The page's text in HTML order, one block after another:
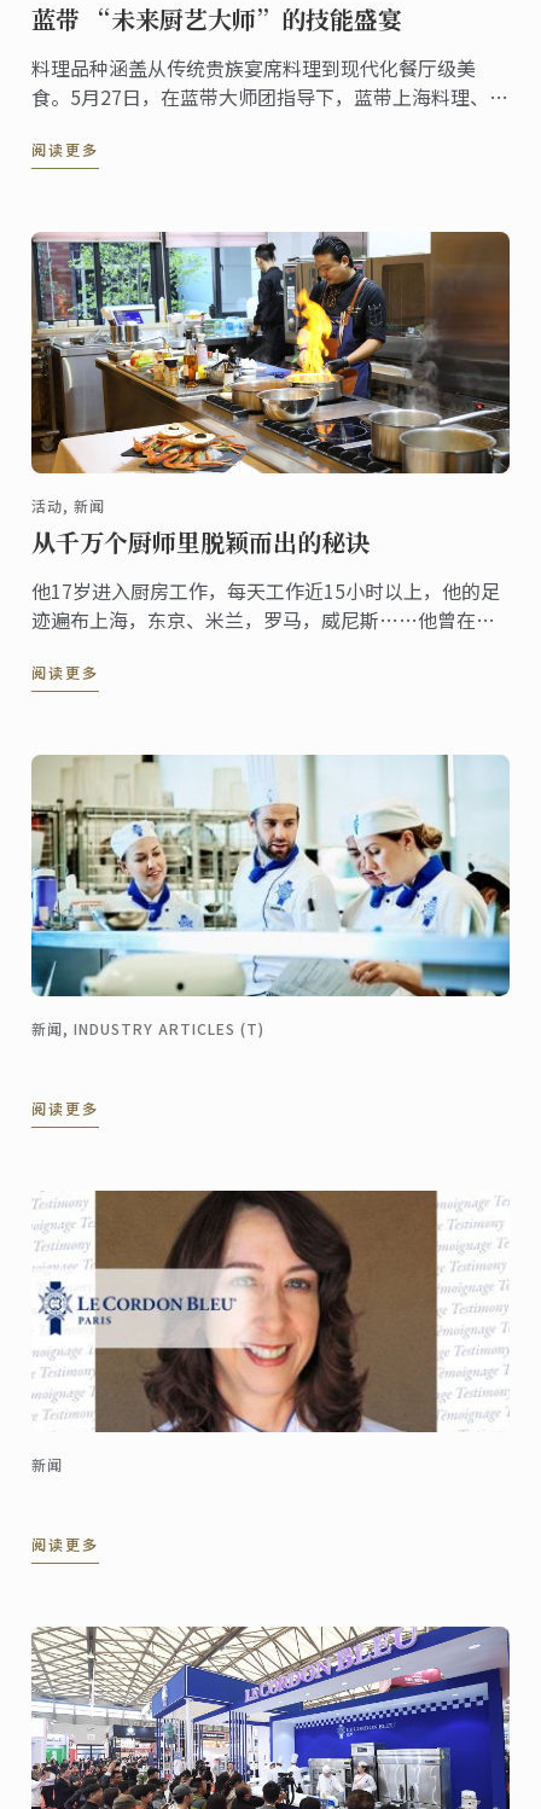
蓝带 “未来厨艺大师”的技能盛宴
料理品种涵盖从传统贵族宴席料理到现代化餐厅级美
食。5月27日，在蓝带大师团指导下，蓝带上海料理、甜
中华区总经理Sara Shang女士、法国国际美食协会成员
阅读更多
活动, 新闻
从千万个厨师里脱颖而出的秘诀
他17岁进入厨房工作，每天工作近15小时以上，他的足
迹遍布上海，东京、米兰，罗马，威尼斯……他曾在多
不断向诸多业界名厨拜师学艺，之后回到上海开设自己
阅读更多
新闻, INDUSTRY ARTICLES (T)
阅读更多
新闻
阅读更多